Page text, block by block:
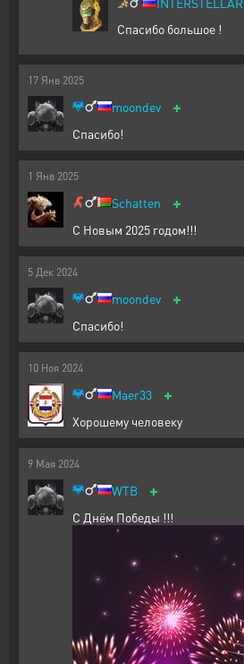
Спасибо большое !
17 Янв 2025
moondev +
Спасибо!
1 Янв 2025
Schatten +
С Новым 2025 годом!!!
5 Дек 2024
moondev +
Спасибо!
10 Ноя 2024
Maer33 +
Хорошему человеку
9 Мая 2024
WTB +
С Днём Победы !!!